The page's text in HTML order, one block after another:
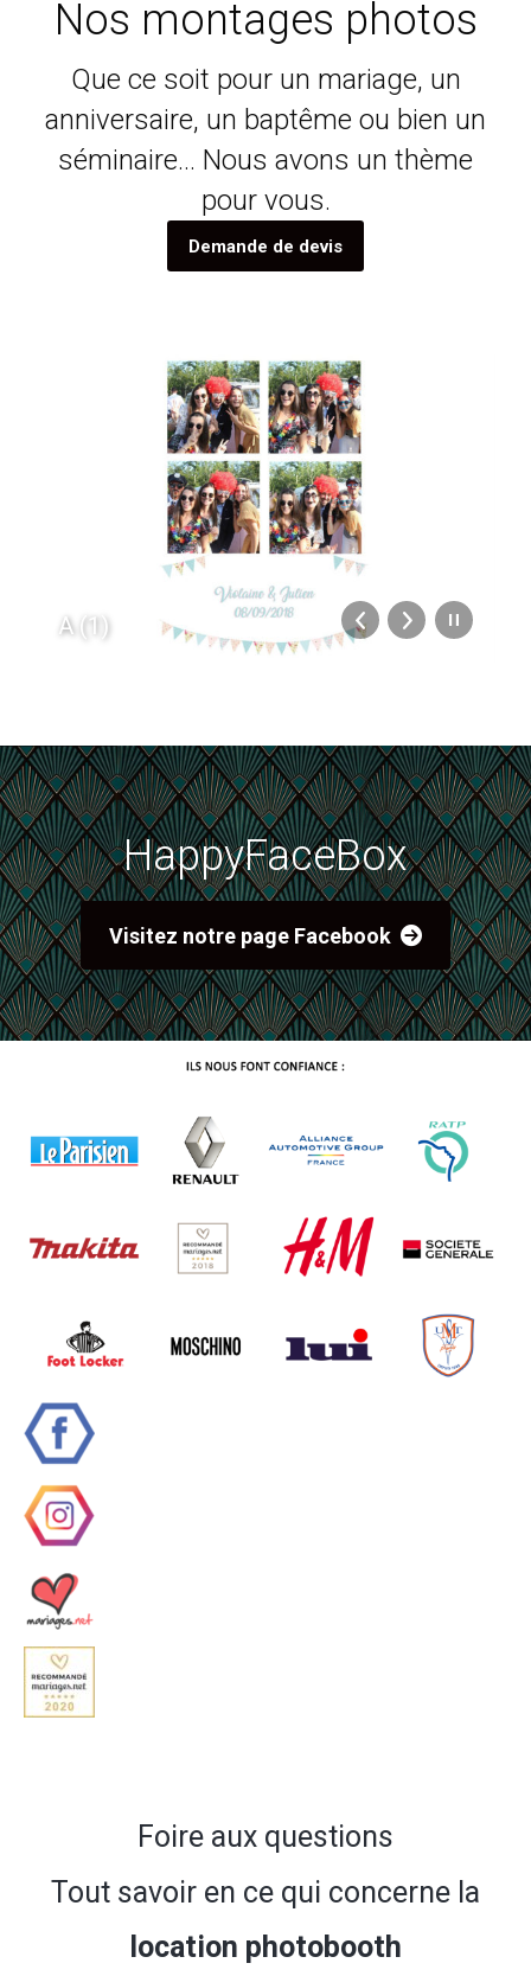
Nos montages photos
Que ce soit pour un mariage, un
anniversaire, un baptême ou bien un
séminaire… Nous avons un thème
pour vous.
Demande de devis
A (1)
HappyFaceBox
Visitez notre page Facebook
Foire aux questions
Tout savoir en ce qui concerne la
location photobooth